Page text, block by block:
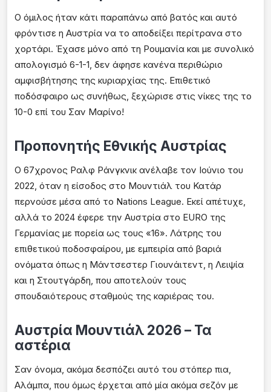
Ο όμιλος ήταν κάτι παραπάνω από βατός και αυτό
φρόντισε η Αυστρία να το αποδείξει περίτρανα στο
χορτάρι. Έχασε μόνο από τη Ρουμανία και με συνολικό
απολογισμό 6-1-1, δεν άφησε κανένα περιθώριο
αμφισβήτησης της κυριαρχίας της. Επιθετικό
ποδόσφαιρο ως συνήθως, ξεχώρισε στις νίκες της το
10-0 επί του Σαν Μαρίνο!
Προπονητής Εθνικής Αυστρίας
Ο 67χρονος Ραλφ Ράνγκνικ ανέλαβε τον Ιούνιο του
2022, όταν η είσοδος στο Μουντιάλ του Κατάρ
περνούσε μέσα από το Nations League. Εκεί απέτυχε,
αλλά το 2024 έφερε την Αυστρία στο EURO της
Γερμανίας με πορεία ως τους «16». Λάτρης του
επιθετικού ποδοσφαίρου, με εμπειρία από βαριά
ονόματα όπως η Μάντσεστερ Γιουνάιτεντ, η Λειψία
και η Στουτγάρδη, που αποτελούν τους
σπουδαιότερους σταθμούς της καριέρας του.
Αυστρία Μουντιάλ 2026 – Τα
αστέρια
Σαν όνομα, ακόμα δεσπόζει αυτό του στόπερ πια,
Αλάμπα, που όμως έρχεται από μία ακόμα σεζόν με